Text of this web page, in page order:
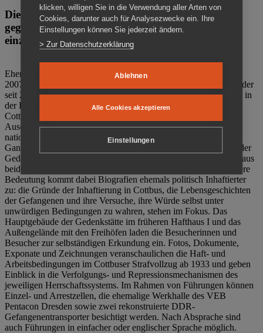
Die Gedenkstätte Zuchthaus Cottbus ist ein Ort
gegen das Vergessen. Anschaulich, nah und
einzigartig.
Ehemalige politische Häftlinge der DDR gründeten im Oktober
2007 den Verein Menschenrechtszentrum Cottbus e. V. (MRZ), der
seit 2011 Eigentümer des ehemaligen Gefängnisses (1860-2002) in
der Bautzener Straße und Träger der Gedenkstätte Zuchthaus
Cottbus ist. Im Zentrum der Arbeit der Gedenkstätte steht die
Auseinandersetzung mit politischem Unrecht während der
nationalsozialistischen Terrorherrschaft und der SED-Diktatur.
Ganzjährig zeigen mehrere Dauer- und Sonderausstellungen in der
Gedenkstätte Zuchthaus Cottbus Beispiele politischen Unrechts aus
beiden deutschen Diktaturen des 20. Jahrhunderts. Eine besondere
Bedeutung kommt dabei Biografien ehemals politisch Inhaftierter
zu: die Gründe der Inhaftierung in Cottbus, die Lebensgeschichten
der Gefangenen und ihre Versuche, ihre Würde selbst unter
unwürdigen Bedingungen zu wahren, stehen im Fokus. Das
Hauptgebäude der Gedenkstätte im früheren Hafthaus I und das
Außengelände mit den Freihöfen laden die Besucherinnen und
Besucher zur selbständigen Erkundung ein. Fotos, Dokumente,
Exponate und Zeichnungen veranschaulichen die Haft- und
Arbeitsbedingungen im Cottbuser Strafvollzug ab 1933 und geben
Einblick in die Verfolgungs- und Repressionsmechanismen des
jeweiligen Herrschaftssystems. Im Rahmen von Führungen können
Einzel- und Arrestzellen, die ehemalige Werkhalle des VEB
Pentacon Dresden sowie zwei rekonstruierte DDR-
Gefangenentransporter besichtigt werden. Nach Absprache sind
auch Führungen in einfacher oder englischer Sprache möglich.
klicken, willigen Sie in die Verwendung aller Arten von
Cookies, darunter auch für Analysezwecke ein. Ihre
Einstellungen können Sie jederzeit ändern.
> Zur Datenschutzerklärung
Ablehnen
Alle Cookies akzeptieren
Einstellungen